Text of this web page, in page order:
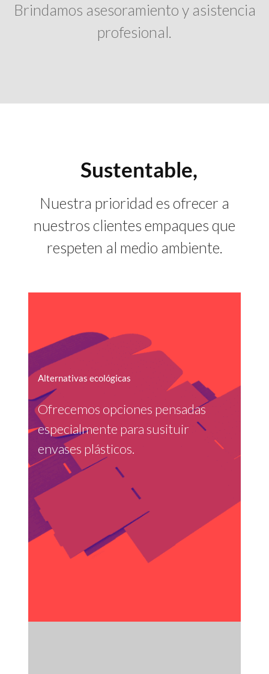
Brindamos asesoramiento y asistencia
profesional.
Sustentable,
Nuestra prioridad es ofrecer a
nuestros clientes empaques que
respeten al medio ambiente.
Alternativas ecológicas
Ofrecemos opciones pensadas
especialmente para susituir
envases plásticos.